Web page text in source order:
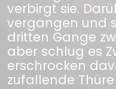
verbirgt sie.
vergangen und
dritten Gange
aber schlug es
erschrocken
zufallende